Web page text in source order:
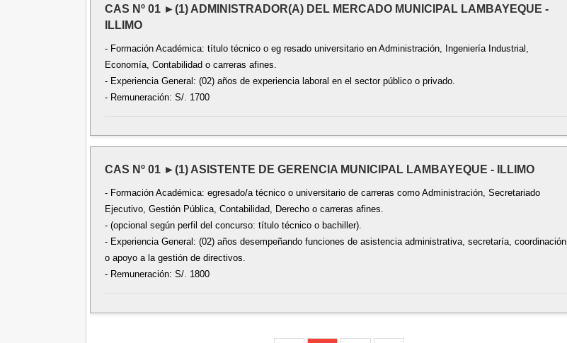
CAS Nº 01 ►(1) ADMINISTRADOR(A) DEL MERCADO MUNICIPAL LAMBAYEQUE -
ILLIMO
- Formación Académica: título técnico o eg resado universitario en Administración, Ingeniería Industrial,
Economía, Contabilidad o carreras afines.
- Experiencia General: (02) años de experiencia laboral en el sector público o privado.
- Remuneración: S/. 1700
CAS Nº 01 ►(1) ASISTENTE DE GERENCIA MUNICIPAL LAMBAYEQUE - ILLIMO
- Formación Académica: egresado/a técnico o universitario de carreras como Administración, Secretariado
Ejecutivo, Gestión Pública, Contabilidad, Derecho o carreras afines.
- (opcional según perfil del concurso: título técnico o bachiller).
- Experiencia General: (02) años desempeñando funciones de asistencia administrativa, secretaría, coordinación
o apoyo a la gestión de directivos.
- Remuneración: S/. 1800